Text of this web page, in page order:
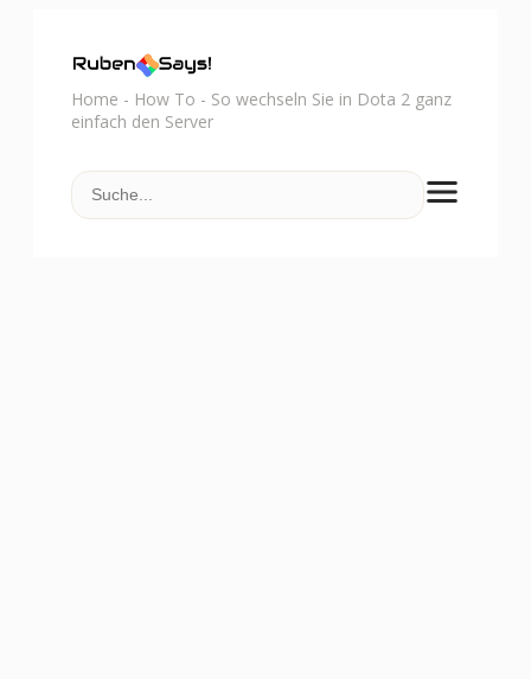
Home - How To - So wechseln Sie in Dota 2 ganz
einfach den Server